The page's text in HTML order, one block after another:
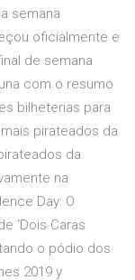
semana
oficialmente e
de semana
com o resumo
bilheterias para
pirateados da
da
na
Day: O
‘Dois Caras
o pódio dos
2019 y